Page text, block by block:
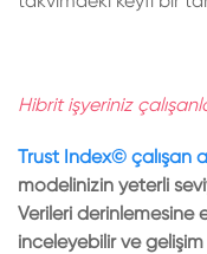
Hibrit işyeriniz
Trust Index© çalışan
modelinizin yeterli
Verileri derinlemesine
inceleyebilir ve gelişim